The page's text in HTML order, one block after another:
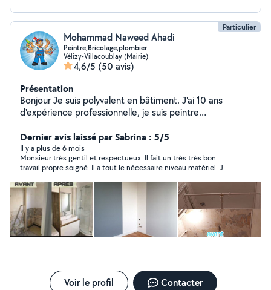
Particulier
Mohammad Naweed Ahadi
Peintre,Bricolage,plombier
Vélizy-Villacoublay (Mairie)
4,6/5 (50 avis)
Présentation
Bonjour Je suis polyvalent en bâtiment. J'ai 10 ans
d'expérience professionnelle, je suis peintre
pose de cuisine montage de meuble,plombier,
électricité,je fais un travail de qualité, j'essaie de rendre
mes clients satisfaits de mon travail. J'essaie de faire un
travail décent pour mes clients à bas prix. cordialement
Dernier avis laissé par Sabrina : 5/5
Il y a plus de 6 mois
Monsieur très gentil et respectueux. Il fait un très très bon
travail propre soigné. Il a tout le nécessaire niveau matériel. Je
pas d 'arnaque. Aller y les yeux fermé.
Voir le profil Contacter